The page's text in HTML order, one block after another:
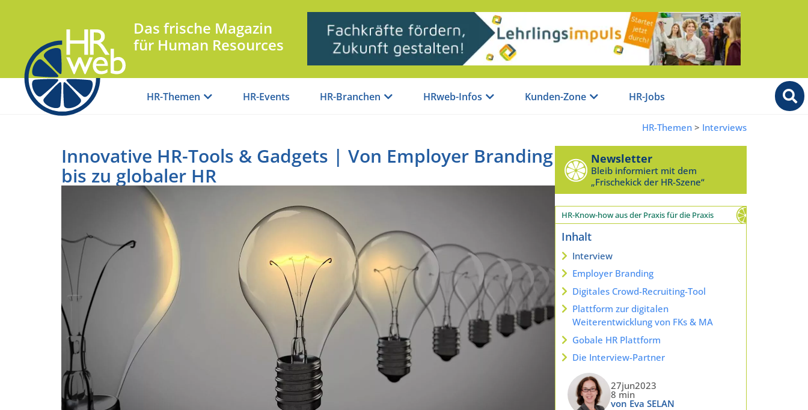
Das frische Magazin
für Human Resources
HR-Themen HR-Events HR-Branchen HRweb-Infos Kunden-Zone HR-Jobs
HR-Themen > Interviews
Innovative HR-Tools & Gadgets | Von Employer Branding
bis zu globaler HR
Newsletter
Bleib informiert mit dem
„Frischekick der HR-Szene“
HR-Know-how aus der Praxis für die Praxis
Inhalt
Interview
Employer Branding
Digitales Crowd-Recruiting-Tool
Plattform zur digitalen
Weiterentwicklung von FKs & MA
Gobale HR Plattform
Die Interview-Partner
27jun2023
8 min
von Eva SELAN